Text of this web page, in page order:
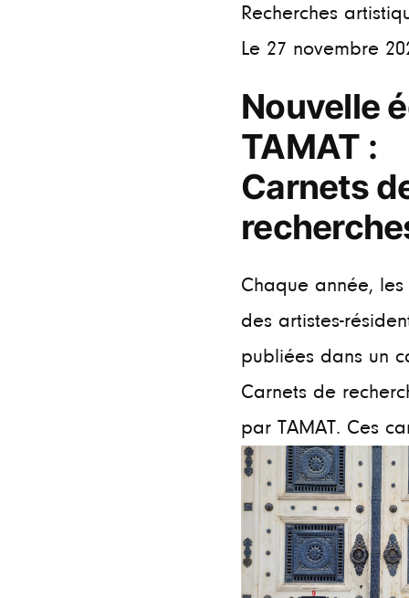
Recherches
Le 27 novembre
Nouvelle
TAMAT :
Carnets
Chaque année, les
des artistes-
publiées dans un
Carnets de
par TAMAT. Ces